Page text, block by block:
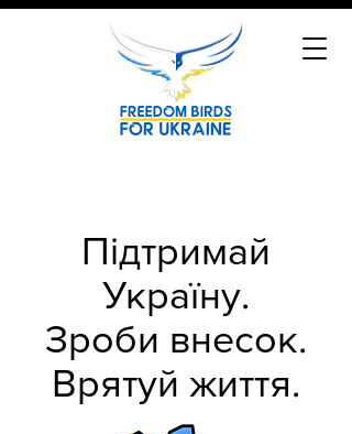
Підтримай
Україну.
Зроби внесок.
Врятуй життя.